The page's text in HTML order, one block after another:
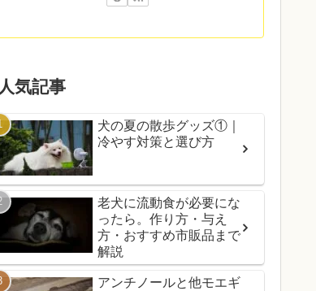
人気記事
犬の夏の散歩グッズ①｜
冷やす対策と選び方
老犬に流動食が必要にな
ったら。作り方・与え
方・おすすめ市販品まで
解説
アンチノールと他モエギ